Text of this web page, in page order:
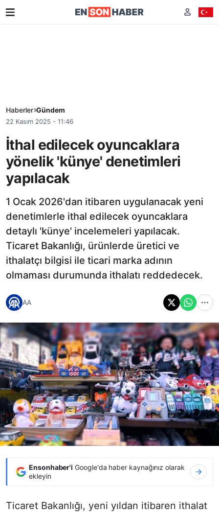
Haberler Gündem
22 Kasım 2025 - 11:46
İthal edilecek oyuncaklara
yönelik 'künye' denetimleri
yapılacak
1 Ocak 2026'dan itibaren uygulanacak yeni
denetimlerle ithal edilecek oyuncaklara
detaylı 'künye' incelemeleri yapılacak.
Ticaret Bakanlığı, ürünlerde üretici ve
ithalatçı bilgisi ile ticari marka adının
olmaması durumunda ithalatı reddedecek.
AA
Ensonhaber'i Google'da haber kaynağınız olarak
ekleyin
Ticaret Bakanlığı, yeni yıldan itibaren ithalat